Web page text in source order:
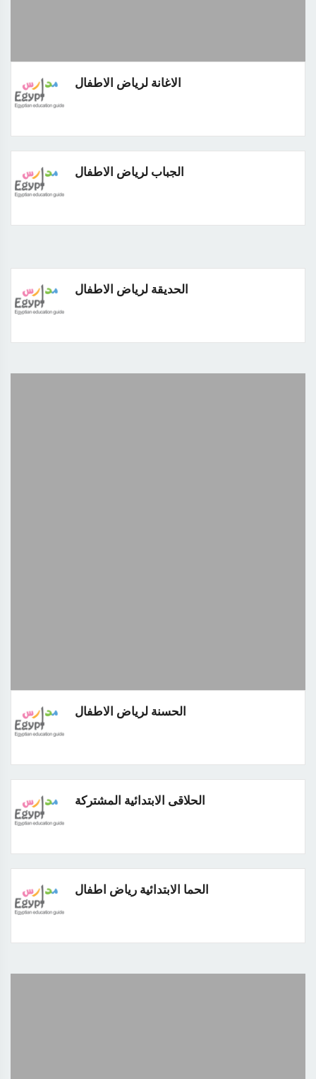
الاغانة لرياض الاطفال
الجباب لرياض الاطفال
الحديقة لرياض الاطفال
الحسنة لرياض الاطفال
الحلاقى الابتدائية المشتركة
الحما الابتدائية رياض اطفال